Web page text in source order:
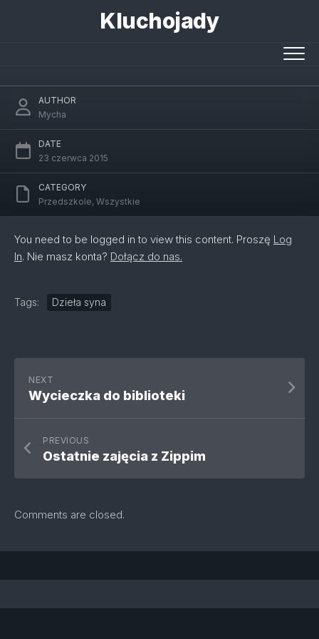
Kluchojady
AUTHOR
Mycha
DATE
23 czerwca 2015
CATEGORY
Przedszkole, Wszystkie
You need to be logged in to view this content. Proszę Log
In. Nie masz konta? Dołącz do nas.
Tags: Dzieła syna
NEXT
Wycieczka do biblioteki
PREVIOUS
Ostatnie zajęcia z Zippim
Comments are closed.